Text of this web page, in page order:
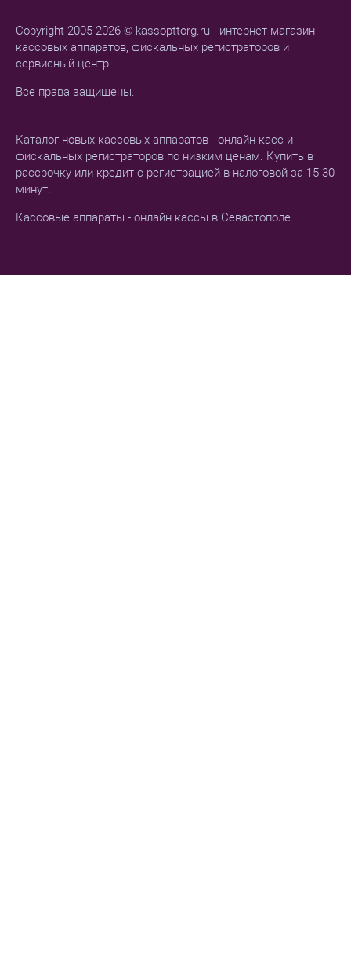
Copyright 2005-2026 © kassopttorg.ru - интернет-магазин
кассовых аппаратов, фискальных регистраторов и
сервисный центр.
Все права защищены.
Каталог новых кассовых аппаратов - онлайн-касс и
фискальных регистраторов по низким ценам. Купить в
рассрочку или кредит с регистрацией в налоговой за 15-30
минут.
Кассовые аппараты - онлайн кассы в Севастополе